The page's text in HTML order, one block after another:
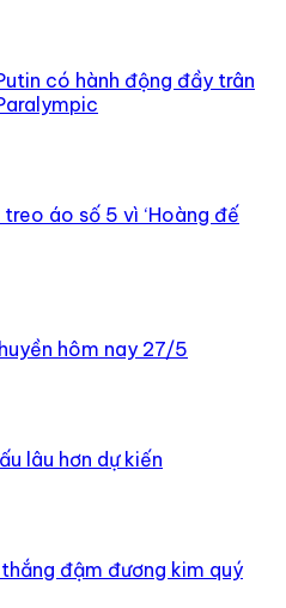
có hành động đầy trân
áo số 5 vì ‘Hoàng đế
hôm nay 27/5
lâu hơn dự kiến
đậm đương kim quý